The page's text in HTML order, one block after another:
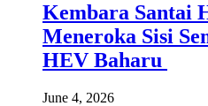
Kembara Santai
Meneroka Sisi
HEV Baharu
June 4, 2026